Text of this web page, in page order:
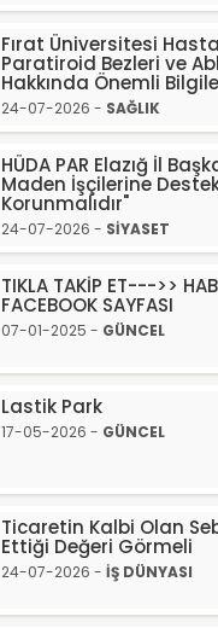
Fırat Üniversitesi
Paratiroid Bezleri ve
Hakkında Önemli
24-07-2026 - SAĞLIK
HÜDA PAR Elazığ İl
Maden İşçilerine
Korunmalıdır"
24-07-2026 - SİYASET
TIKLA TAKİP ET--->>
FACEBOOK SAYFASI
07-01-2025 - GÜNCEL
Lastik Park
17-05-2026 - GÜNCEL
Ticaretin Kalbi Olan
Ettiği Değeri Görmeli
24-07-2026 - İŞ DÜNYASI